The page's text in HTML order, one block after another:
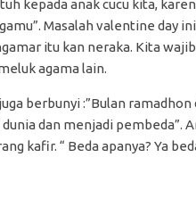
kepada anak cucu kita,
Masalah valentine day
itu kan neraka. Kita
agama lain.
berbunyi :”Bulan
dan menjadi pembeda”.
kafir. “ Beda apanya? Ya